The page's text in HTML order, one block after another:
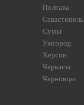
Полтава
Севастополь
Сумы
Ужгород
Херсон
Черкасы
Черновцы